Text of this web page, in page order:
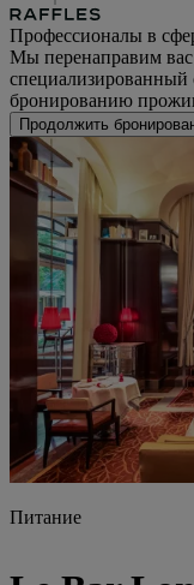
Профессионалы в
Мы перенаправим
специализированный
бронированию
Продолжить
Питание